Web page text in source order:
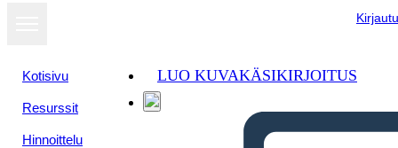
Kotisivu
Resurssit
Hinnoittelu
LUO KUVAKÄSIKIRJOITUS
Näytä